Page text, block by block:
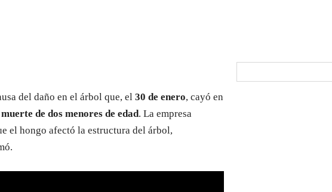
del daño en el árbol que, el 30 de enero, cayó en
de dos menores de edad. La empresa
el hongo afectó la estructura del árbol,